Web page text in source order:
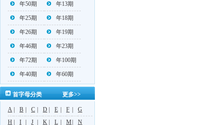
年50期 年13期
年25期 年18期
年26期 年19期
年46期 年23期
年72期 年100期
年40期 年60期
更多>>
首字母分类
A B C D E F
G
H
I J K L M
N